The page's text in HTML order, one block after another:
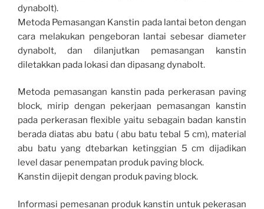
dynabolt).
Metoda Pemasangan Kanstin pada lantai beton dengan
cara melakukan pengeboran lantai sebesar diameter
dynabolt, dan dilanjutkan pemasangan kanstin
diletakkan pada lokasi dan dipasang dynabolt.
Metoda pemasangan kanstin pada perkerasan paving
block, mirip dengan pekerjaan pemasangan kanstin
pada perkerasan flexible yaitu sebagain badan kanstin
berada diatas abu batu ( abu batu tebal 5 cm), material
abu batu yang dtebarkan ketinggian 5 cm dijadikan
level dasar penempatan produk paving block.
Kanstin dijepit dengan produk paving block.
Informasi pemesanan produk kanstin untuk pekerasan